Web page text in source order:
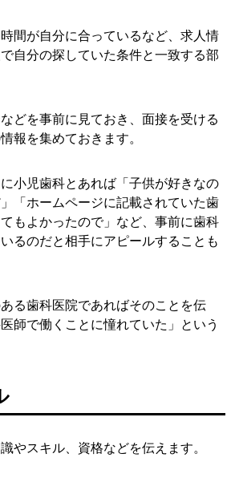
間が自分に合っているなど、求人情
自分の探していた条件と一致する部
どを事前に見ておき、面接を受ける
報を集めておきます。
小児歯科とあれば「子供が好きなの
「ホームページに記載されていた歯
もよかったので」など、事前に歯科
るのだと相手にアピールすることも
る歯科医院であればそのことを伝
師で働くことに憧れていた」という
やスキル、資格などを伝えます。